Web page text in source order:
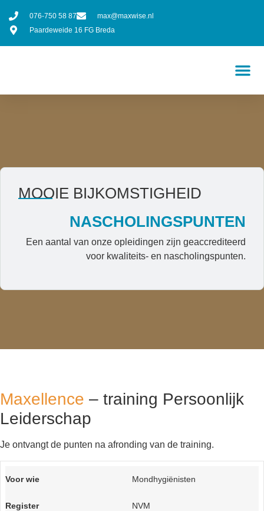
076-750 58 87
max@maxwise.nl
Paardeweide 16 FG Breda
MOOIE BIJKOMSTIGHEID
NASCHOLINGSPUNTEN
Een aantal van onze opleidingen zijn geaccrediteerd
voor kwaliteits- en nascholingspunten.
Maxellence – training Persoonlijk
Leiderschap
Je ontvangt de punten na afronding van de training.
Mondhygiënisten
NVM